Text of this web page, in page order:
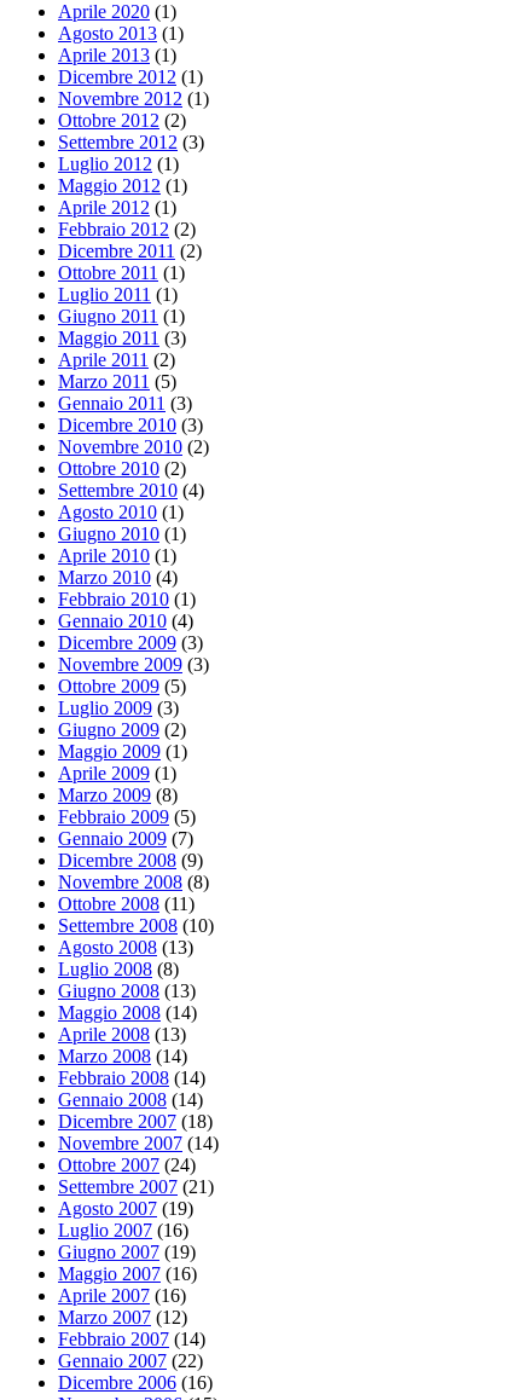
Aprile 2020 (1)
Agosto 2013 (1)
Aprile 2013 (1)
Dicembre 2012 (1)
Novembre 2012 (1)
Ottobre 2012 (2)
Settembre 2012 (3)
Luglio 2012 (1)
Maggio 2012 (1)
Aprile 2012 (1)
Febbraio 2012 (2)
Dicembre 2011 (2)
Ottobre 2011 (1)
Luglio 2011 (1)
Giugno 2011 (1)
Maggio 2011 (3)
Aprile 2011 (2)
Marzo 2011 (5)
Gennaio 2011 (3)
Dicembre 2010 (3)
Novembre 2010 (2)
Ottobre 2010 (2)
Settembre 2010 (4)
Agosto 2010 (1)
Giugno 2010 (1)
Aprile 2010 (1)
Marzo 2010 (4)
Febbraio 2010 (1)
Gennaio 2010 (4)
Dicembre 2009 (3)
Novembre 2009 (3)
Ottobre 2009 (5)
Luglio 2009 (3)
Giugno 2009 (2)
Maggio 2009 (1)
Aprile 2009 (1)
Marzo 2009 (8)
Febbraio 2009 (5)
Gennaio 2009 (7)
Dicembre 2008 (9)
Novembre 2008 (8)
Ottobre 2008 (11)
Settembre 2008 (10)
Agosto 2008 (13)
Luglio 2008 (8)
Giugno 2008 (13)
Maggio 2008 (14)
Aprile 2008 (13)
Marzo 2008 (14)
Febbraio 2008 (14)
Gennaio 2008 (14)
Dicembre 2007 (18)
Novembre 2007 (14)
Ottobre 2007 (24)
Settembre 2007 (21)
Agosto 2007 (19)
Luglio 2007 (16)
Giugno 2007 (19)
Maggio 2007 (16)
Aprile 2007 (16)
Marzo 2007 (12)
Febbraio 2007 (14)
Gennaio 2007 (22)
Dicembre 2006 (16)